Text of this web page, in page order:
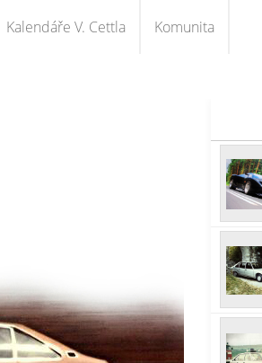
Kalendáře V. Cettla Komunita